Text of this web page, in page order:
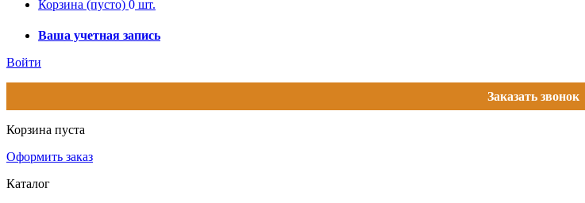
Корзина (пусто) 0 шт.
Ваша учетная запись
Войти
Заказать звонок
Корзина пуста
Оформить заказ
Каталог